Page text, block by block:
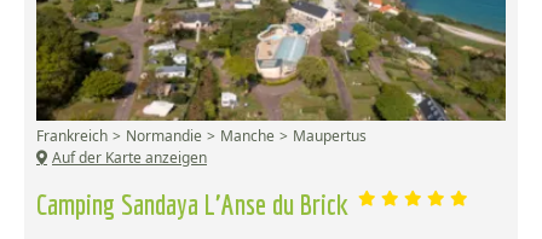
Camping Sandaya L'Anse du Brick
Frankreich Normandie Manche
Maupertus
Auf der Karte anzeigen